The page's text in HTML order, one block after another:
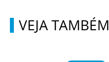
VEJA TAMBÉM